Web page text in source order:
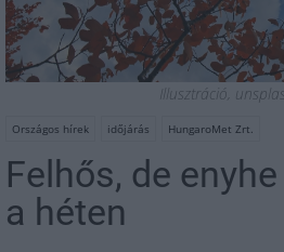
Illusztráció,
Országos hírek időjárás HungaroMet Zrt.
Felhős, de
a héten